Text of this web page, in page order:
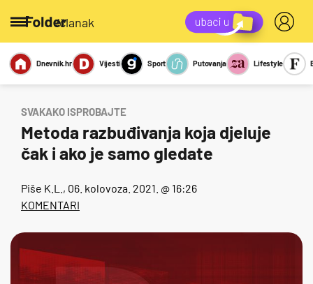
/članak
Miks Kviz
Report
Sexy
Dnevnik.hr Vijesti Sport Putovanja Lifestyle
SVAKAKO ISPROBAJTE
Metoda razbuđivanja koja djeluje
čak i ako je samo gledate
Piše K.L. , 06. kolovoza. 2021. @ 16:26
KOMENTARI